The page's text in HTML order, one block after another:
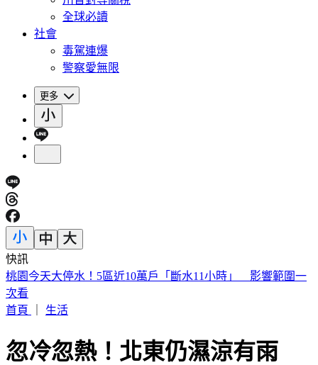
全球必讀
社會
毒駕連爆
警察愛無限
更多
快訊
桃園今天大停水！5區近10萬戶「斷水11小時」 影響範圍一
次看
首頁
生活
忽冷忽熱！北東仍濕涼有雨